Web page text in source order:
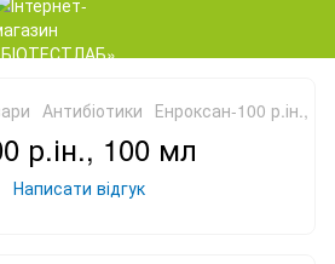
Антибіотики Енроксан-100 р.ін.,
р.ін., 100 мл
Написати відгук